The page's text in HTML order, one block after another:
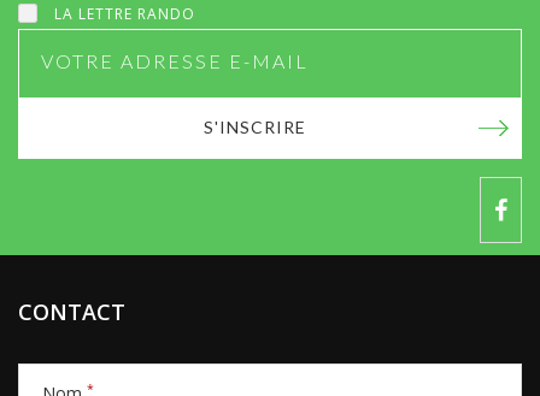
LA LETTRE RANDO
S'INSCRIRE
CONTACT
*